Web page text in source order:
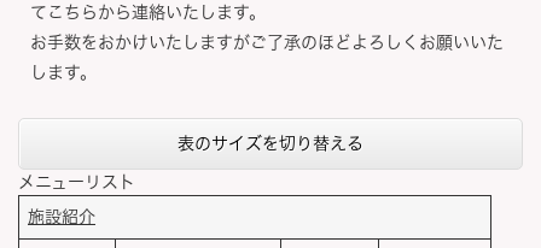
てこちらから連絡いたします。
お手数をおかけいたしますがご了承のほどよろしくお願いいた
します。
表のサイズを切り替える
メニューリスト
施設紹介